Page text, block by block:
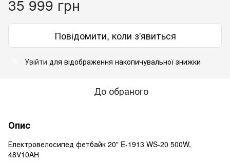
35 999 грн
Повідомити, коли з'явиться
Увійти для відображення накопичувальної знижки
До обраного
Опис
Електровелосипед фетбайк 20" E-1913 WS-20 500W,
48V10AH